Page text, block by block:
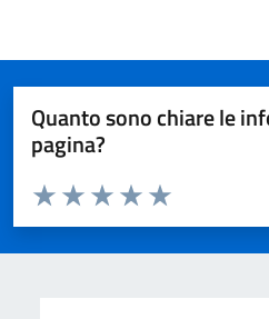
Quanto sono chiare le
pagina?
Domanda
Valuta da 1 a 5 stelle la pagina
Valuta 5 stelle
Valuta 4 stelle su 5
Valuta 3 stelle su 5
Valuta 2 stelle su 5
Valuta 1 stelle su 5